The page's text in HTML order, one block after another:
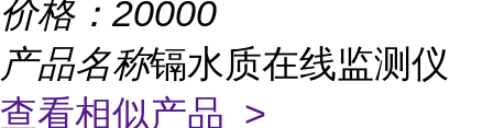
价格： 20000
产品名称镉水质在线监测仪
查看相似产品 >